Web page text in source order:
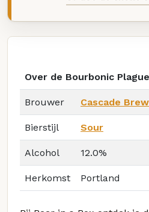
Over de Bourbonic
Brouwer Cascade
Bierstijl Sour
Alcohol 12.0%
Herkomst Portland